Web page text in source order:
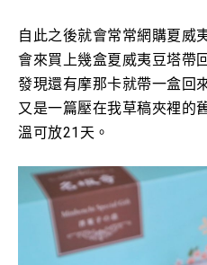
自此之後就會常常網購夏威
會來買上幾盒夏威夷豆塔帶
發現還有摩那卡就帶一盒回
又是一篇壓在我草稿夾裡的
溫可放21天。